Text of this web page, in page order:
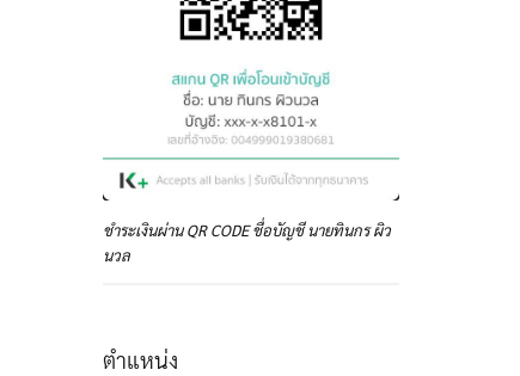
ชำระเงินผ่าน QR CODE ชื่อบัญชี นายทินกร ผิว
นวล
ตำแหน่ง